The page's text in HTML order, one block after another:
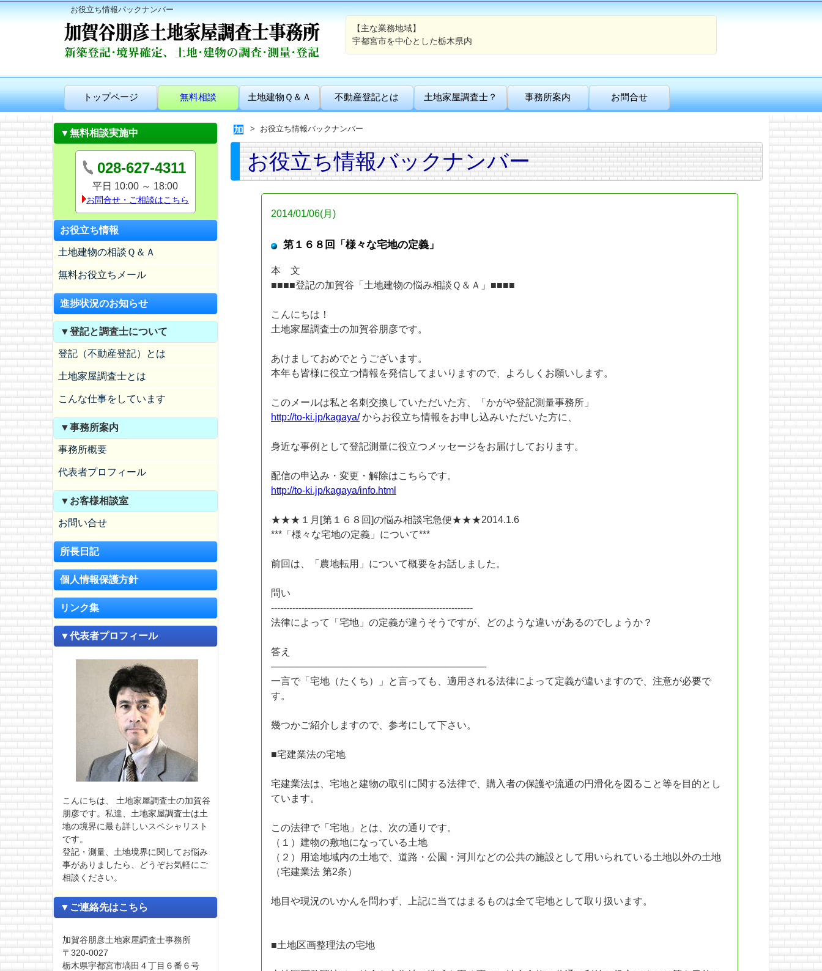
お役立ち情報バックナンバー
【主な業務地域】
宇都宮市を中心とした栃木県内
トップページ 無料相談 土地建物Ｑ＆Ａ 不動産登記とは 土地家屋調査士？ 事務所案内 お問合せ
▼無料相談実施中
028-627-4311
平日 10:00 ～ 18:00
お問合せ・ご相談はこちら
お役立ち情報
土地建物の相談Ｑ＆Ａ
無料お役立ちメール
進捗状況のお知らせ
▼登記と調査士について
登記（不動産登記）とは
土地家屋調査士とは
こんな仕事をしています
▼事務所案内
事務所概要
代表者プロフィール
▼お客様相談室
お問い合せ
所長日記
個人情報保護方針
リンク集
▼代表者プロフィール
こんにちは、 土地家屋調査士の加賀谷
朋彦です。私達、土地家屋調査士は土
地の境界に最も詳しいスペシャリスト
です。
登記・測量、土地境界に関してお悩み
事がありましたら、どうぞお気軽にご
相談ください。
▼ご連絡先はこちら
加賀谷朋彦土地家屋調査士事務所
〒320-0027
栃木県宇都宮市塙田４丁目６番６号
お役立ち情報バックナンバー
お役立ち情報バックナンバー
2014/01/06(月)
第１６８回「様々な宅地の定義」
本 文
■■■■登記の加賀谷「土地建物の悩み相談Ｑ＆Ａ」■■■■
こんにちは！
土地家屋調査士の加賀谷朋彦です。
あけましておめでとうございます。
本年も皆様に役立つ情報を発信してまいりますので、よろしくお願いします。
このメールは私と名刺交換していただいた方、「かがや登記測量事務所」
http://to-ki.jp/kagaya/からお役立ち情報をお申し込みいただいた方に、
身近な事例として登記測量に役立つメッセージをお届けしております。
配信の申込み・変更・解除はこちらです。
http://to-ki.jp/kagaya/info.html
★★★１月[第１６８回]の悩み相談宅急便★★★2014.1.6
***「様々な宅地の定義」について***
前回は、「農地転用」について概要をお話しました。
問い
------------------------------------------------------------------
法律によって「宅地」の定義が違うそうですが、どのような違いがあるのでしょうか？
答え
────────────────────────────────
一言で「宅地（たくち）」と言っても、適用される法律によって定義が違いますので、注意が必要で
す。
幾つかご紹介しますので、参考にして下さい。
■宅建業法の宅地
宅建業法は、宅地と建物の取引に関する法律で、購入者の保護や流通の円滑化を図ること等を目的とし
ています。
この法律で「宅地」とは、次の通りです。
（１）建物の敷地になっている土地
（２）用途地域内の土地で、道路・公園・河川などの公共の施設として用いられている土地以外の土地
（宅建業法 第2条）
地目や現況のいかんを問わず、上記に当てはまるものは全て宅地として取り扱います。
■土地区画整理法の宅地